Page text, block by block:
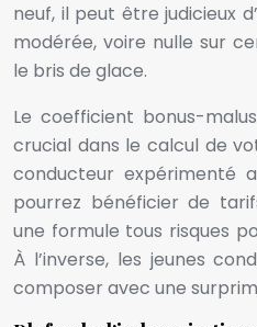
neuf, il peut être judicieux
modérée, voire nulle sur
le bris de glace.
Le coefficient bonus-
crucial dans le calcul de
conducteur expérimenté
pourrez bénéficier de
une formule tous risques
À l’inverse, les jeunes
composer avec une